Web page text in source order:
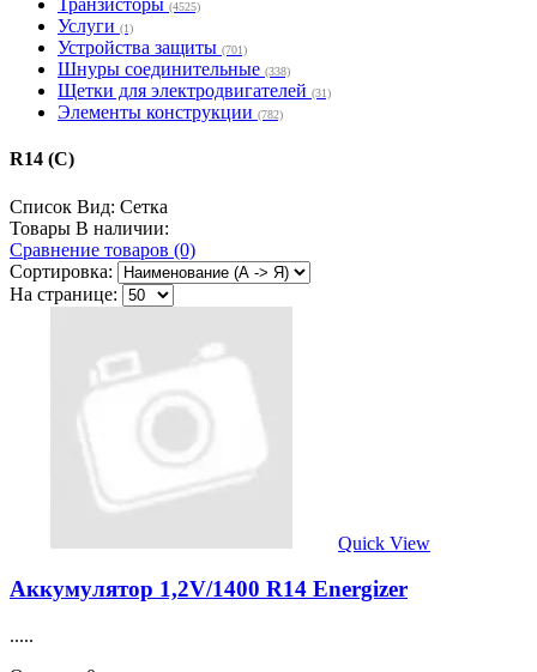
Транзисторы (4525)
Услуги (1)
Устройства защиты (701)
Шнуры соединительные (338)
Щетки для электродвигателей (31)
Элементы конструкции (782)
R14 (С)
Список Вид: Сетка
Товары В наличии:
Сравнение товаров (0)
Сортировка:
На странице:
Quick View
Аккумулятор 1,2V/1400 R14 Energizer
.....